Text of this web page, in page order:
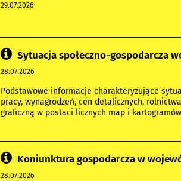
29.07.2026
Sytuacja społeczno-gospodarcza
28.07.2026
Podstawowe informacje charakteryzujące
pracy, wynagrodzeń, cen detalicznych,
graficzną w postaci licznych map i
Koniunktura gospodarcza w
28.07.2026